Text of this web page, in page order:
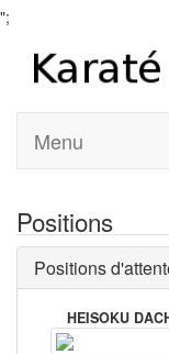
";
Menu
Positions
Positions
HEISOKU